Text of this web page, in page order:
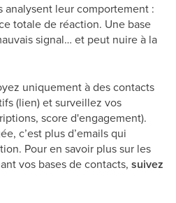
analysent leur comportement :
totale de réaction. Une base
signal… et peut nuire à la
uniquement à des contacts
(lien) et surveillez vos
score d'engagement).
c’est plus d’emails qui
Pour en savoir plus sur les
vos bases de contacts, suivez